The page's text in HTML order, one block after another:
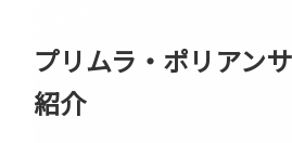
プリムラ・ポリアン
紹介